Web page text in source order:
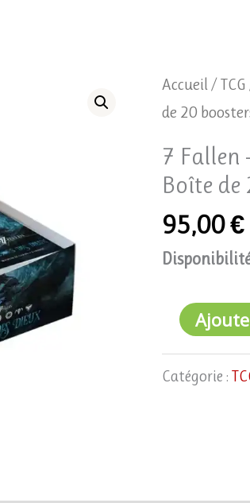
Accueil/TCG
de 20
7 Fallen
Boîte de
95,00€
quantité
de
Fallen
-
Trésors
des
Boîte
Catégorie :